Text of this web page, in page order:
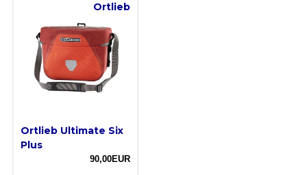
Ortlieb
Ortlieb Ultimate Six
Plus
90,00EUR